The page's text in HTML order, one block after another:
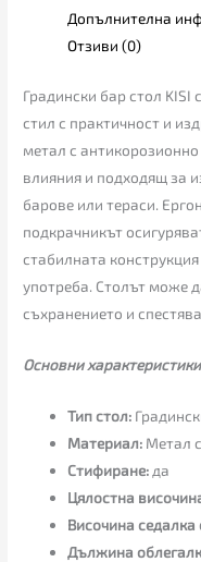
Допълнителна
Отзиви (0)
Градински бар стол
стил с практичност и
метал с
влияния и подходящ за
барове или тераси.
подкрачникът
стабилната
употреба. Столът може
съхранението и
Основни
Тип стол:
Материал: Метал
Стифиране: да
Цялостна
Височина
Дължина